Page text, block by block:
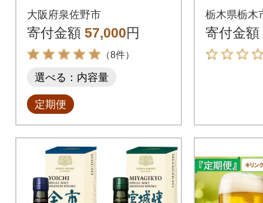
本 クラフトビール ふ
るさと納税オリジナ
ル 全3回
大阪府泉佐野市
寄付金額 57,000円
（8件）
選べる：内容量
定期便
缶
ケース)
栃木県栃木
寄付金額